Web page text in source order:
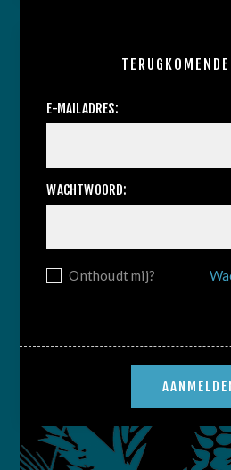
E-MAILADRES:
WACHTWOORD:
Onthoudt mij?